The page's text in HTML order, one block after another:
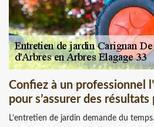
Confiez à un professionnel
pour s’assurer des
L’entretien de jardin demande du